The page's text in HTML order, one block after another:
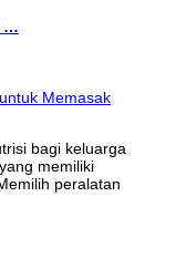
…
bagi keluarga
memiliki
peralatan